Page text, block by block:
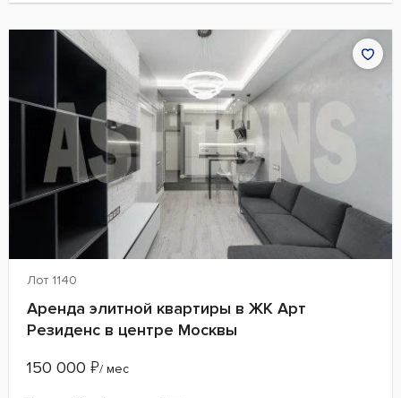
Лот 1140
Аренда элитной квартиры в ЖК Арт
Резиденс в центре Москвы
150 000 ₽/ мес